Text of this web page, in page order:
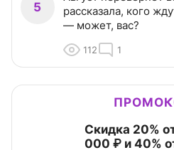
5
рассказала, кого
— может, вас?
112 1
Скидка 20%
000 ₽ и 40%